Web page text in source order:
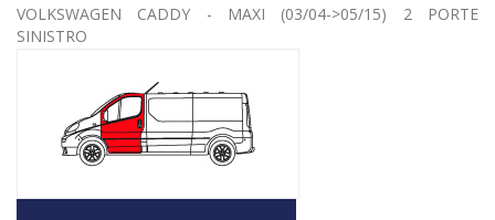
VOLKSWAGEN CADDY - MAXI (03/04->05/15) 2 PORTE
SINISTRO